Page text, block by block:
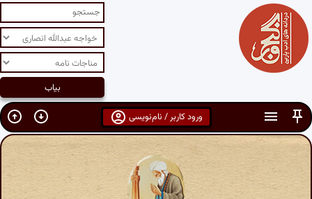
ورود کاربر / نام‌نویسی